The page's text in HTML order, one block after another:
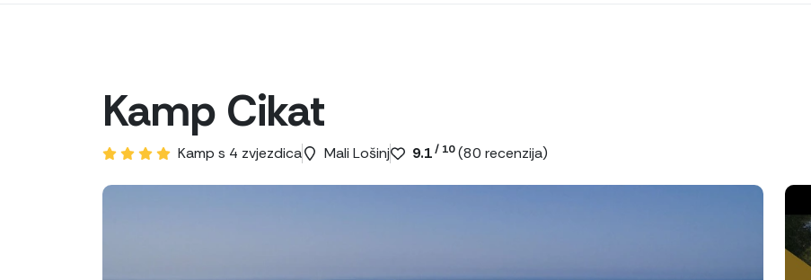
Kamp Cikat
Kamp s 4 zvjezdica Mali Lošinj 9.1/ 10(80 recenzija)